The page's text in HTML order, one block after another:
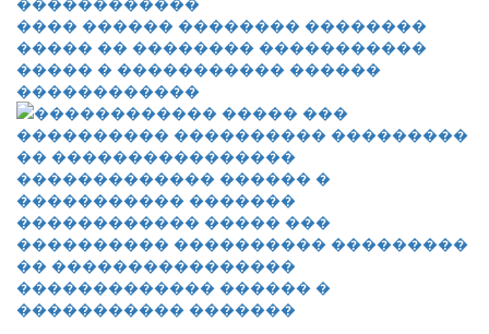
���� ������ �������� ��������
����� �� �������� �����������
����� � ����������� ������
������������
������������ ����� ���
���������� ���������� ���������
�� ����������������
������������� ������ �
����������� �������